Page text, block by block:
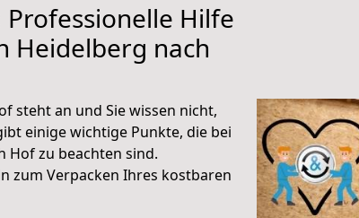
Hilfe
Heidelberg nach
steht an und Sie wissen nicht,
einige wichtige Punkte, die bei
Hof zu beachten sind.
zum Verpacken Ihres kostbaren